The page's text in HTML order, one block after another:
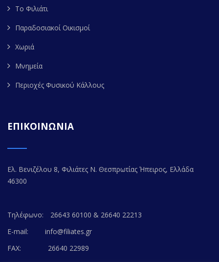
Το Φιλιάτι
Παραδοσιακοί Οικισμοί
Χωριά
Μνημεία
Περιοχές Φυσικού Κάλλους
ΕΠΙΚΟΙΝΩΝΙΑ
Ελ. Βενιζέλου 8, Φιλιάτες Ν. Θεσπρωτίας Ήπειρος, Ελλάδα
46300
Τηλέφωνο:
26643 60100 & 26640 22213
E-mail:
info@filiates.gr
FAX:
26640 22989